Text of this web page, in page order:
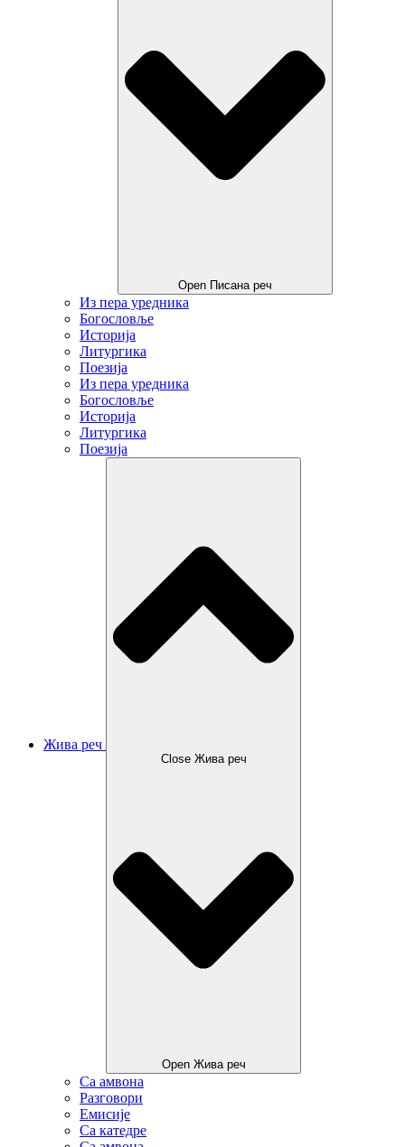
Open Писана реч
Из пера уредника
Богословље
Историја
Литургика
Поезија
Из пера уредника
Богословље
Историја
Литургика
Поезија
Жива реч
Close Жива реч
Open Жива реч
Са амвона
Разговори
Емисије
Са катедре